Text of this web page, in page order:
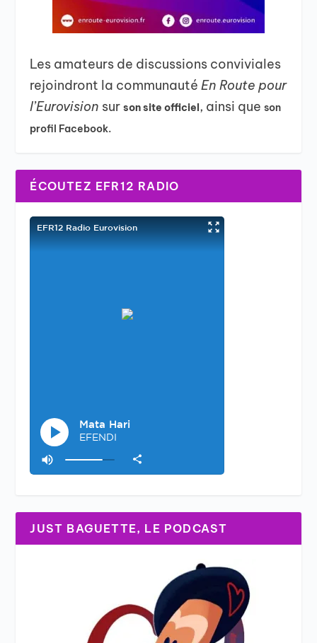
Les amateurs de discussions conviviales
rejoindront la communautéEn Route pour
l’Eurovision surson site officiel, ainsi queson
profil Facebook.
ÉCOUTEZ EFR12 RADIO
JUST BAGUETTE, LE PODCAST